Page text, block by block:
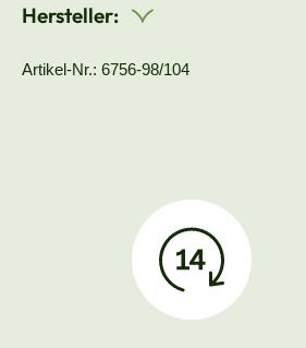
Hersteller:
Artikel-Nr.: 6756-98/104